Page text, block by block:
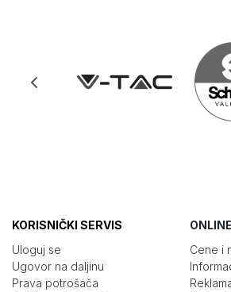
KORISNIČKI SERVIS
Uloguj se
Ugovor na daljinu
Prava potrošača
Cene i